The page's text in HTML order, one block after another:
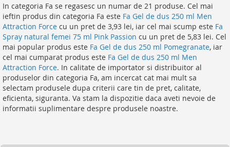
In categoria Fa se regasesc un numar de 21 produse. Cel mai
ieftin produs din categoria Fa este Fa Gel de dus 250 ml Men
Attraction Force cu un pret de 3,93 lei, iar cel mai scump este Fa
Spray natural femei 75 ml Pink Passion cu un pret de 5,83 lei. Cel
mai popular produs este Fa Gel de dus 250 ml Pomegranate, iar
cel mai cumparat produs este Fa Gel de dus 250 ml Men
Attraction Force. In calitate de importator si distribuitor al
produselor din categoria Fa, am incercat cat mai mult sa
selectam produsele dupa criterii care tin de pret, calitate,
eficienta, siguranta. Va stam la dispozitie daca aveti nevoie de
informatii suplimentare despre produsele noastre.